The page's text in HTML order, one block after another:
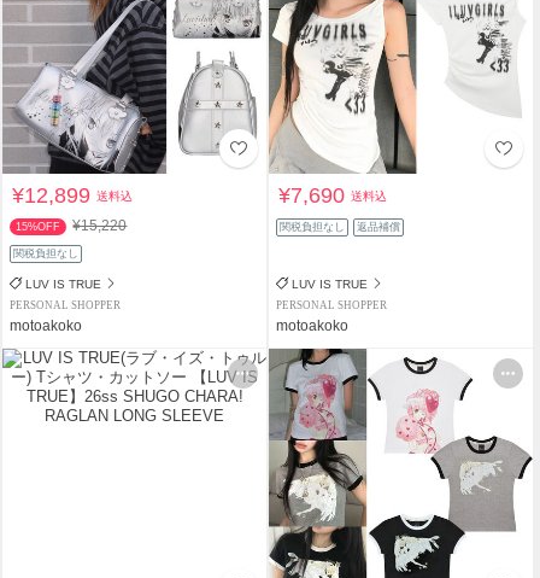
¥12,899送料込
15%OFF ¥15,220
関税負担なし
LUV IS TRUE
PERSONAL SHOPPER
motoakoko
¥7,690送料込
関税負担なし 返品補償
LUV IS TRUE
PERSONAL SHOPPER
motoakoko